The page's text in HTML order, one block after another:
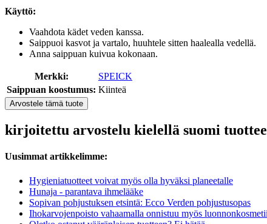
Käyttö:
Vaahdota kädet veden kanssa.
Saippuoi kasvot ja vartalo, huuhtele sitten haalealla vedellä.
Anna saippuan kuivua kokonaan.
Merkki:
SPEICK
Saippuan koostumus: Kiinteä
Arvostele tämä tuote
kirjoitettu arvostelu kielellä suomi
Uusimmat artikkelimme:
Hygieniatuotteet voivat myös olla hyväksi planeetalle
Hunaja - parantava ihmelääke
Sopivan pohjustuksen etsintä: Ecco Verden pohjustusopas
Ihokarvojenpoisto vahaamalla onnistuu myös